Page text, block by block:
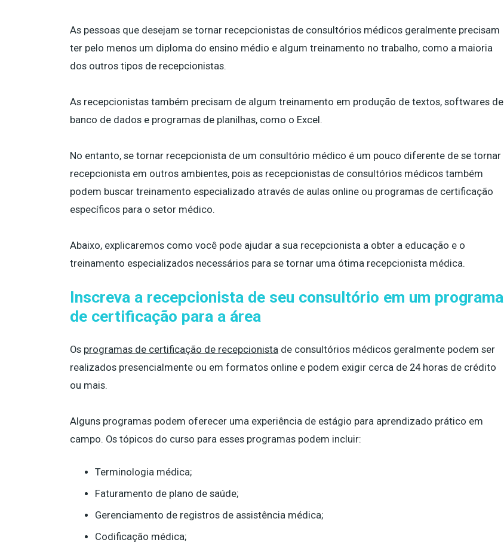
As pessoas que desejam se tornar recepcionistas de consultórios médicos geralmente precisam
ter pelo menos um diploma do ensino médio e algum treinamento no trabalho, como a maioria
dos outros tipos de recepcionistas.
As recepcionistas também precisam de algum treinamento em produção de textos, softwares de
banco de dados e programas de planilhas, como o Excel.
No entanto, se tornar recepcionista de um consultório médico é um pouco diferente de se tornar
recepcionista em outros ambientes, pois as recepcionistas de consultórios médicos também
podem buscar treinamento especializado através de aulas online ou programas de certificação
específicos para o setor médico.
Abaixo, explicaremos como você pode ajudar a sua recepcionista a obter a educação e o
treinamento especializados necessários para se tornar uma ótima recepcionista médica.
Inscreva a recepcionista de seu consultório em um programa
de certificação para a área
Os programas de certificação de recepcionista de consultórios médicos geralmente podem ser
realizados presencialmente ou em formatos online e podem exigir cerca de 24 horas de crédito
ou mais.
Alguns programas podem oferecer uma experiência de estágio para aprendizado prático em
campo. Os tópicos do curso para esses programas podem incluir:
Terminologia médica;
Faturamento de plano de saúde;
Gerenciamento de registros de assistência médica;
Codificação médica;